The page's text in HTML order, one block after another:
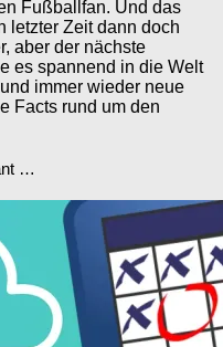
Fußballfan. Und das
letzter Zeit dann doch
aber der nächste
es spannend in die Welt
immer wieder neue
Facts rund um den
…